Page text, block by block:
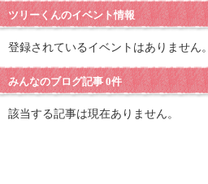
ツリーくんのイベント情報
登録されているイベントはありません。
みんなのブログ記事 0件
該当する記事は現在ありません。